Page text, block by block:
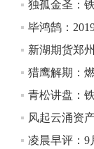
青松讲盘：
凌晨早评：9